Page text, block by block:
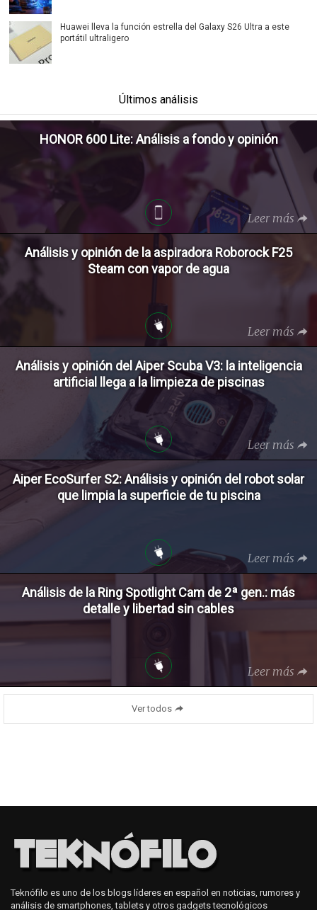
Huawei lleva la función estrella del Galaxy S26 Ultra a este
portátil ultraligero
Últimos análisis
HONOR 600 Lite: Análisis a fondo y opinión
Leer más
Análisis y opinión de la aspiradora Roborock F25
Steam con vapor de agua
Leer más
Análisis y opinión del Aiper Scuba V3: la inteligencia
artificial llega a la limpieza de piscinas
Leer más
Aiper EcoSurfer S2: Análisis y opinión del robot solar
que limpia la superficie de tu piscina
Leer más
Análisis de la Ring Spotlight Cam de 2ª gen.: más
detalle y libertad sin cables
Leer más
Ver todos
Teknófilo es uno de los blogs líderes en español en noticias, rumores y
análisis de smartphones, tablets y otros gadgets tecnológicos